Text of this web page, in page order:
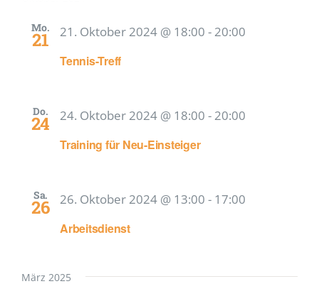
Mo.
21
Tennis-Treff
21. Oktober 2024 @ 18:00 - 20:00
Do.
24
Training für Neu-Einsteiger
24. Oktober 2024 @ 18:00 - 20:00
Sa.
26
Arbeitsdienst
26. Oktober 2024 @ 13:00 - 17:00
März 2025